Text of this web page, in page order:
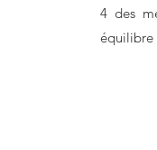
4 des
équilibre